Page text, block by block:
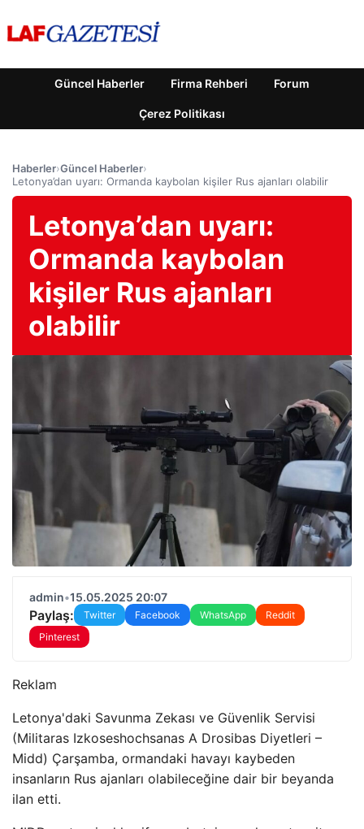
Güncel Haberler Firma Rehberi Forum
Çerez Politikası
Haberler›Güncel Haberler›
Letonya’dan uyarı: Ormanda kaybolan kişiler Rus ajanları olabilir
Letonya’dan uyarı:
Ormanda kaybolan
kişiler Rus ajanları
olabilir
admin•15.05.2025 20:07
Paylaş: Twitter Facebook WhatsApp
Reddit
Pinterest
Reklam
Letonya'daki Savunma Zekası ve Güvenlik Servisi
(Militaras Izkoseshochsanas A Drosibas Diyetleri –
Midd) Çarşamba, ormandaki havayı kaybeden
insanların Rus ajanları olabileceğine dair bir beyanda
ilan etti.